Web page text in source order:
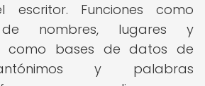
escritor. Funciones como
de nombres, lugares y
como bases de datos de
y palabras